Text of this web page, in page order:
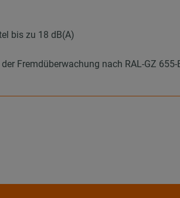
bis zu 18 dB(A)
Fremdüberwachung nach RAL-GZ 655-